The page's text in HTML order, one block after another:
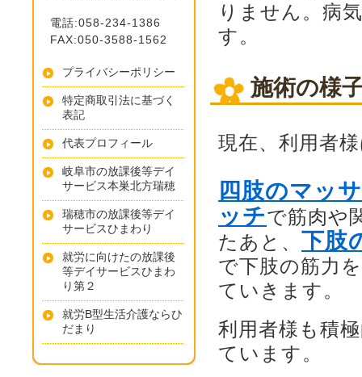
りません。病
す。
施術の様
現在、利用者
四肢のマッ
ッチで筋肉や
たあと、 下肢
で下肢の筋力
ていきます。
利用者様も積
ています。
電話:058-234-1386
FAX:050-3588-1562
プライバシーポリシー
特定商取引法に基づく
表記
代表プロフィール
岐阜市の放課後等デイ
サービス本巣北方瑞穂
瑞穂市の放課後等デイ
サービスひまわり
就労に向けたの放課後
等デイサービスひまわ
り第２
就労B型生活介護ならひ
だまり